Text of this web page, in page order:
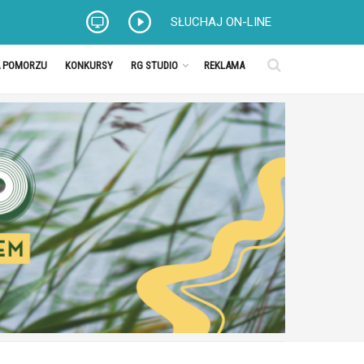
SŁUCHAJ ON-LINE
KONKURSY RG STUDIO REKLAMA